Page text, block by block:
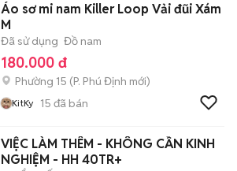
Áo sơ mi nam Killer Loop Vải đũi Xám
M
Đã sử dụng Đồ nam
180.000 đ
Phường 15 (P. Phú Định mới)
KitKy 15 đã bán
VIỆC LÀM THÊM - KHÔNG CẦN KINH
NGHIỆM - HH 40TR+